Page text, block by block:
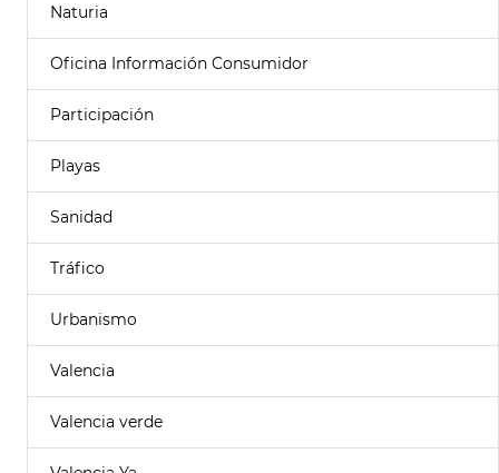
Naturia
Oficina Información Consumidor
Participación
Playas
Sanidad
Tráfico
Urbanismo
Valencia
Valencia verde